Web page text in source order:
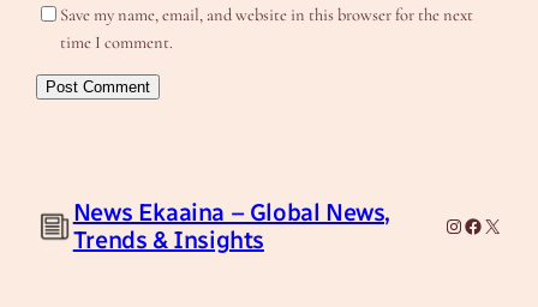
Save my name, email, and website in this browser for the next
time I comment.
News Ekaaina – Global News,
Trends & Insights
Instagram
Facebook
X